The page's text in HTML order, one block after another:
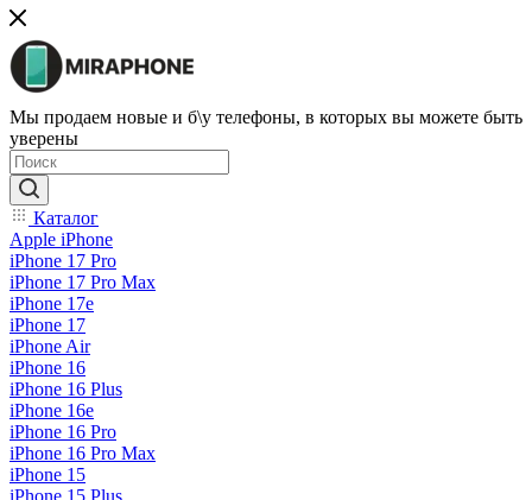
Мы продаем новые и б\у телефоны, в которых вы можете быть
уверены
Каталог
Apple iPhone
iPhone 17 Pro
iPhone 17 Pro Max
iPhone 17e
iPhone 17
iPhone Air
iPhone 16
iPhone 16 Plus
iPhone 16e
iPhone 16 Pro
iPhone 16 Pro Max
iPhone 15
iPhone 15 Plus